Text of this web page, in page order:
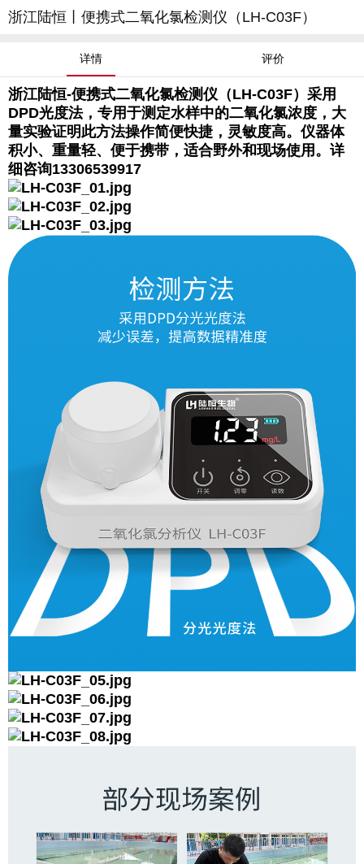
浙江陆恒丨便携式二氧化氯检测仪（LH-C03F）
详情 评价
浙江陆恒-便携式二氧化氯检测仪（LH-C03F）采用
DPD光度法，专用于测定水样中的二氧化氯浓度，大
量实验证明此方法操作简便快捷，灵敏度高。仪器体
积小、重量轻、便于携带，适合野外和现场使用。详
细咨询13306539917